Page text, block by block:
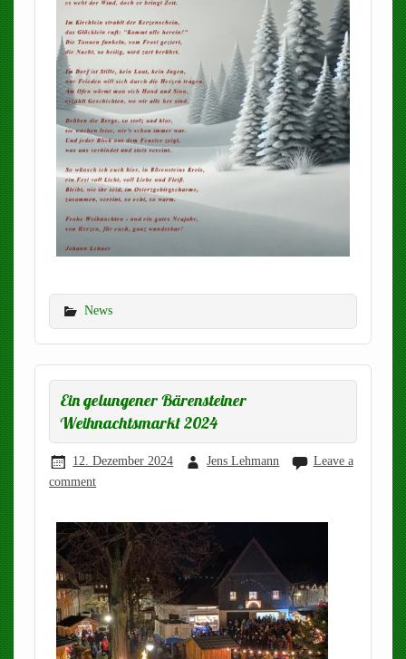
News
Ein gelungener Bärensteiner
Weihnachtsmarkt 2024
12. Dezember 2024 Jens Lehmann
Leave a
comment